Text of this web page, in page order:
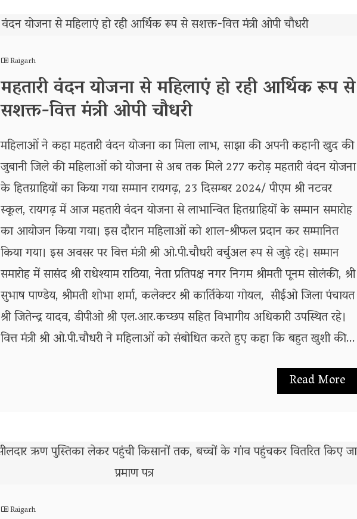
Raigarh
महतारी वंदन योजना से महिलाएं हो रही आर्थिक रूप से
सशक्त-वित्त मंत्री ओपी चौधरी
महिलाओं ने कहा महतारी वंदन योजना का मिला लाभ, साझा की अपनी कहानी खुद की
जुबानी जिले की महिलाओं को योजना से अब तक मिले 277 करोड़ महतारी वंदन योजना
के हितग्राहियों का किया गया सम्मान रायगढ़, 23 दिसम्बर 2024/ पीएम श्री नटवर
स्कूल, रायगढ़ में आज महतारी वंदन योजना से लाभान्वित हितग्राहियों के सम्मान समारोह
का आयोजन किया गया। इस दौरान महिलाओं को शाल-श्रीफल प्रदान कर सम्मानित
किया गया। इस अवसर पर वित्त मंत्री श्री ओ.पी.चौधरी वर्चुअल रूप से जुड़े रहे। सम्मान
समारोह में सासंद श्री राधेश्याम राठिया, नेता प्रतिपक्ष नगर निगम श्रीमती पूनम सोलंकी, श्री
सुभाष पाण्डेय, श्रीमती शोभा शर्मा, कलेक्टर श्री कार्तिकेया गोयल, सीईओ जिला पंचायत
श्री जितेन्द्र यादव, डीपीओ श्री एल.आर.कच्छप सहित विभागीय अधिकारी उपस्थित रहे।
वित्त मंत्री श्री ओ.पी.चौधरी ने महिलाओं को संबोधित करते हुए कहा कि बहुत खुशी की...
Read More
Raigarh